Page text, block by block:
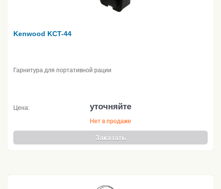
Kenwood KCT-44
Гарнитура для портативной рации
Цена: уточняйте
Нет в продаже
Заказать